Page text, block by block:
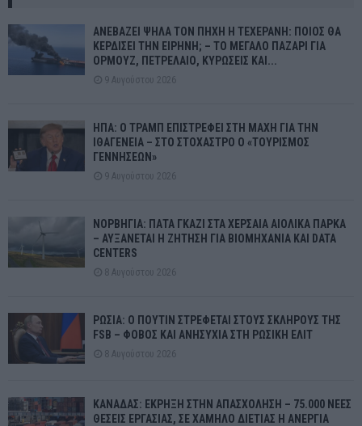
ΑΝΕΒΑΖΕΙ ΨΗΛΑ ΤΟΝ ΠΗΧΗ Η ΤΕΧΕΡΑΝΗ: ΠΟΙΟΣ ΘΑ
ΚΕΡΔΙΣΕΙ ΤΗΝ ΕΙΡΗΝΗ; – ΤΟ ΜΕΓΑΛΟ ΠΑΖΑΡΙ ΓΙΑ
ΟΡΜΟΥΖ, ΠΕΤΡΕΛΑΙΟ, ΚΥΡΩΣΕΙΣ ΚΑΙ...
9 Αυγούστου 2026
ΗΠΑ: Ο ΤΡΑΜΠ ΕΠΙΣΤΡΕΦΕΙ ΣΤΗ ΜΑΧΗ ΓΙΑ ΤΗΝ
ΙΘΑΓΕΝΕΙΑ – ΣΤΟ ΣΤΟΧΑΣΤΡΟ Ο «ΤΟΥΡΙΣΜΟΣ
ΓΕΝΝΗΣΕΩΝ»
9 Αυγούστου 2026
ΝΟΡΒΗΓΙΑ: ΠΑΤΑ ΓΚΑΖΙ ΣΤΑ ΧΕΡΣΑΙΑ ΑΙΟΛΙΚΑ ΠΑΡΚΑ
– ΑΥΞΑΝΕΤΑΙ Η ΖΗΤΗΣΗ ΓΙΑ ΒΙΟΜΗΧΑΝΙΑ ΚΑΙ DATA
CENTERS
8 Αυγούστου 2026
ΡΩΣΙΑ: Ο ΠΟΥΤΙΝ ΣΤΡΕΦΕΤΑΙ ΣΤΟΥΣ ΣΚΛΗΡΟΥΣ ΤΗΣ
FSB – ΦΟΒΟΣ ΚΑΙ ΑΝΗΣΥΧΙΑ ΣΤΗ ΡΩΣΙΚΗ ΕΛΙΤ
8 Αυγούστου 2026
ΚΑΝΑΔΑΣ: ΕΚΡΗΞΗ ΣΤΗΝ ΑΠΑΣΧΟΛΗΣΗ – 75.000 ΝΕΕΣ
ΘΕΣΕΙΣ ΕΡΓΑΣΙΑΣ, ΣΕ ΧΑΜΗΛΟ ΔΙΕΤΙΑΣ Η ΑΝΕΡΓΙΑ